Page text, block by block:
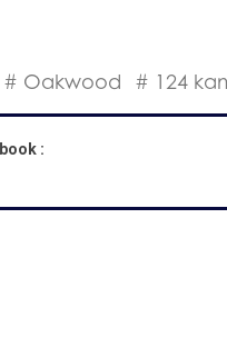
# Oakwood # 124
: